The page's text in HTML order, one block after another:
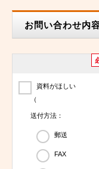
お問い合わせ内
資料がほしい
（
送付方法：
郵送
FAX